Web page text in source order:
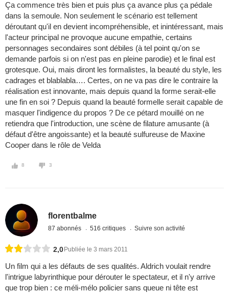
Ça commence très bien et puis plus ça avance plus ça pédale
dans la semoule. Non seulement le scénario est tellement
déroutant qu'il en devient incompréhensible, et inintéressant, mais
l'acteur principal ne provoque aucune empathie, certains
personnages secondaires sont débiles (à tel point qu'on se
demande parfois si on n'est pas en pleine parodie) et le final est
grotesque. Oui, mais diront les formalistes, la beauté du style, les
cadrages et blablabla…. Certes, on ne va pas dire le contraire la
réalisation est innovante, mais depuis quand la forme serait-elle
une fin en soi ? Depuis quand la beauté formelle serait capable de
masquer l'indigence du propos ? De ce pétard mouillé on ne
retiendra que l'introduction, une scène de filature amusante (à
défaut d'être angoissante) et la beauté sulfureuse de Maxine
Cooper dans le rôle de Velda
8 3
florentbalme
87 abonnés 516 critiques Suivre son activité
2,0 Publiée le 3 mars 2011
Un film qui a les défauts de ses qualités. Aldrich voulait rendre
l'intrigue labyrinthique pour dérouter le spectateur, et il n'y arrive
que trop bien : ce méli-mélo policier sans queue ni tête est